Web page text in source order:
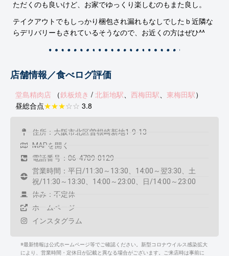
ただくのも良いけど、お家でゆっくり楽しむのもまた良し。
テイクアウトでもしっかり梱包され漏れもなしでしたｂ近隣な
らデリバリーもされているそうなので、お近くの方はぜひ^^
店舗情報／食べログ評価
堂島精肉店 （鉄板焼き / 北新地駅 西梅田駅 東梅田駅）
昼総合点★★★☆☆ 3.8
住所：大阪市北区曽根崎新地1-9-13
MAPを開く
電話番号：06-4789-0129
営業時間：平日/11:30～13:30、14:00～翌3:30、土
祝/11:30～13:30、14:00～23:00、日/14:00～23:00
休み：不定休
ホームページ
インスタグラム
※最新情報は公式ホームページ等でご確認ください。新型コロナウイルス感染拡大
により、営業時間・定休日が記載と異なる場合がございます。ご来店時は事前に